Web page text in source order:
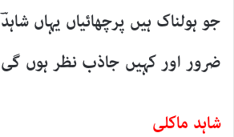
جو ہولناک ہیں پرچھائیاں یہاں شاہدؔ
ضرور اور کہیں جاذب نظر ہوں گی
شاہد ماکلی